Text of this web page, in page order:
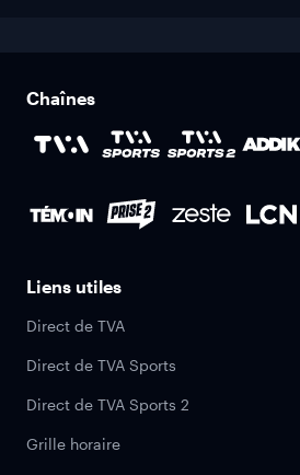
Chaînes
Liens utiles
Direct de TVA
Direct de TVA Sports
Direct de TVA Sports 2
Grille horaire